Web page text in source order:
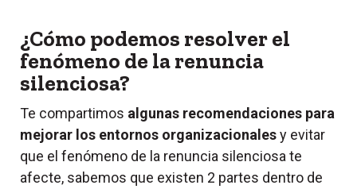
¿Cómo podemos resolver el
fenómeno de la renuncia
silenciosa?
Te compartimos algunas recomendaciones para
mejorar los entornos organizacionalesy evitar
que el fenómeno de la renuncia silenciosa te
afecte, sabemos que existen 2 partes dentro de